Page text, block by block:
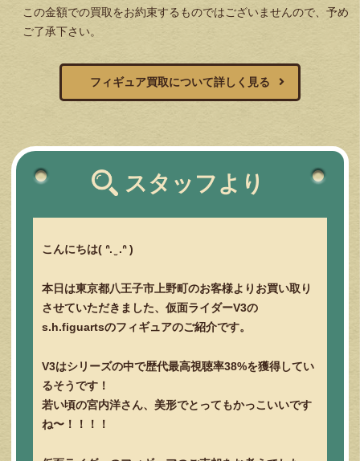
この金額での買取をお約束するものではございませんので、予め
ご了承下さい。
フィギュア買取について詳しく見る
スタッフより
こんにちは( ᐢ. ̫ .ᐢ )
本日は東京都八王子市上野町のお客様よりお買い取り
させていただきました、仮面ライダーV3の
s.h.figuartsのフィギュアのご紹介です。
V3はシリーズの中で歴代最高視聴率38%を獲得してい
るそうです！
若い頃の宮内洋さん、美形でとってもかっこいいです
ね〜！！！！